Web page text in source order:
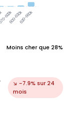
600k600-630k630-660k
Moins cher que 28%
↘ -7.9% sur 24
mois